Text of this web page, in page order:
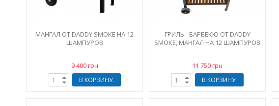
МАНГАЛ ОТ DADDY SMOKE НА 12
ШАМПУРОВ
9 400 грн
В КОРЗИНУ.
ГРИЛЬ - БАРБЕКЮ ОТ DADDY
SMOKE, МАНГАЛ НА 12 ШАМПУРОВ
11 750 грн
В КОРЗИНУ.